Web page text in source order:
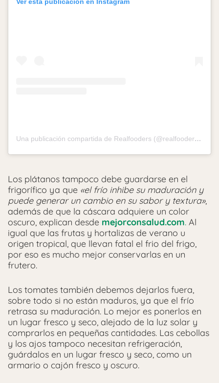
Una publicación compartida de Realfooders (@realfooderss)
Los plátanos tampoco debe guardarse en el
frigorífico ya que «el frío inhibe su maduración y
puede generar un cambio en su sabor y textura»,
además de que la cáscara adquiere un color
oscuro, explican desde mejorconsalud.com. Al
igual que las frutas y hortalizas de verano u
origen tropical, que llevan fatal el frio del frigo,
por eso es mucho mejor conservarlas en un
frutero.
Los tomates también debemos dejarlos fuera,
sobre todo si no están maduros, ya que el frío
retrasa su maduración. Lo mejor es ponerlos en
un lugar fresco y seco, alejado de la luz solar y
comprarlos en pequeñas cantidades. Las cebollas
y los ajos tampoco necesitan refrigeración,
guárdalos en un lugar fresco y seco, como un
armario o cajón fresco y oscuro.